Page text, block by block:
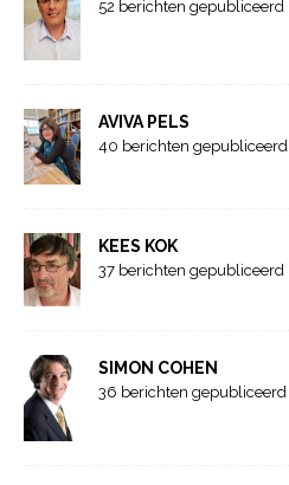
52 berichten gepubliceerd
AVIVA PELS
40 berichten gepubliceerd
KEES KOK
37 berichten gepubliceerd
SIMON COHEN
36 berichten gepubliceerd